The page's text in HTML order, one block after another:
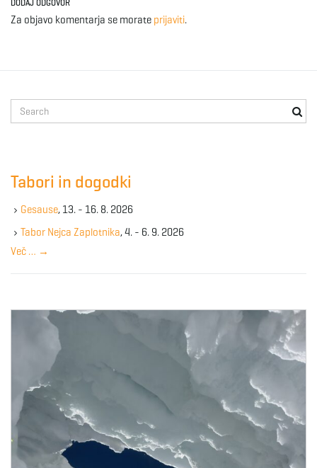
DODAJ ODGOVOR
Za objavo komentarja se morate prijaviti.
e
e
y
w
r
Tabori in dogodki
Gesause, 13. - 16. 8. 2026
Tabor Nejca Zaplotnika, 4. - 6. 9. 2026
Več … →